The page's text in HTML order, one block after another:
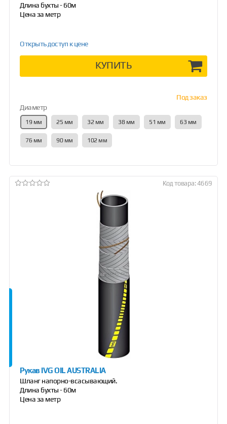
Длина бухты - 60м
Цена за метр
Открыть доступ к цене
КУПИТЬ
Под заказ
Диаметр
19 мм 25 мм 32 мм 38 мм 51 мм 63 мм
76 мм 90 мм 102 мм
Код товара: 4669
Рукав IVG OIL AUSTRALIA
Шланг напорно-всасывающий.
Длина бухты - 60м
Цена за метр